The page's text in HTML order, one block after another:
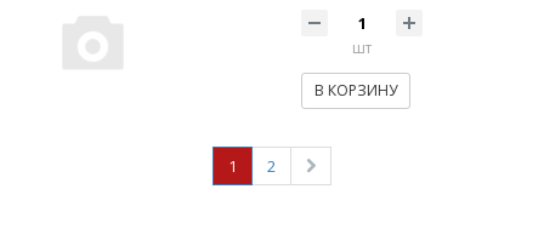
шт
В КОРЗИНУ
1 2